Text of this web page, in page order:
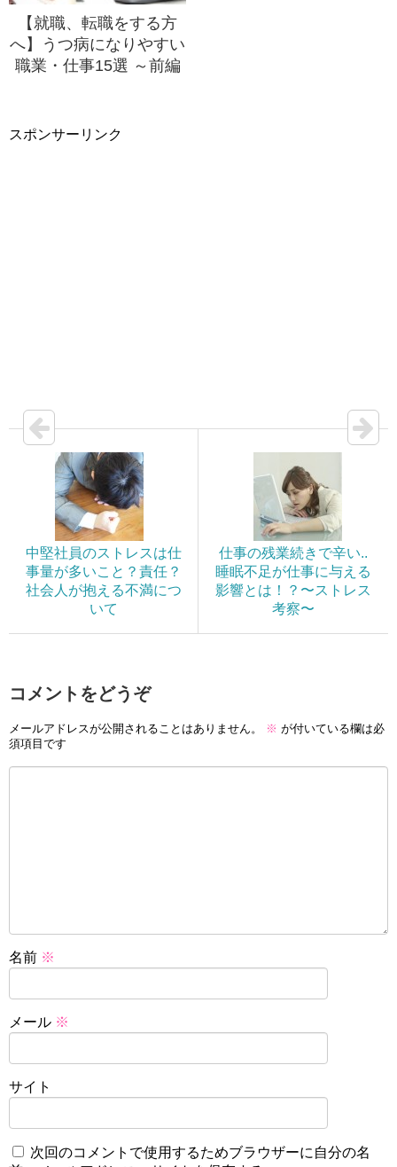
【就職、転職をする方
へ】うつ病になりやすい
職業・仕事15選 ～前編
スポンサーリンク
中堅社員のストレスは仕
事量が多いこと？責任？
社会人が抱える不満につ
いて
仕事の残業続きで辛い..
睡眠不足が仕事に与える
影響とは！？〜ストレス
考察〜
コメントをどうぞ
メールアドレスが公開されることはありません。 ※ が付いている欄は必
須項目です
名前 ※
メール ※
サイト
次回のコメントで使用するためブラウザーに自分の名